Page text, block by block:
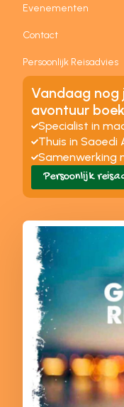
Evenementen
Contact
Persoonlijk Reisadvies
Vandaag nog
avontuur
Specialist in
Thuis in Saoedi
Samenwerking
Persoonlijk